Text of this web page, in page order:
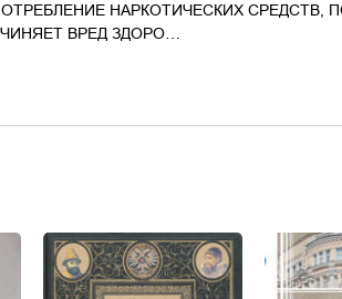
НАРКОТИЧЕСКИХ СРЕДСТВ,
ВРЕД ЗДОРО…